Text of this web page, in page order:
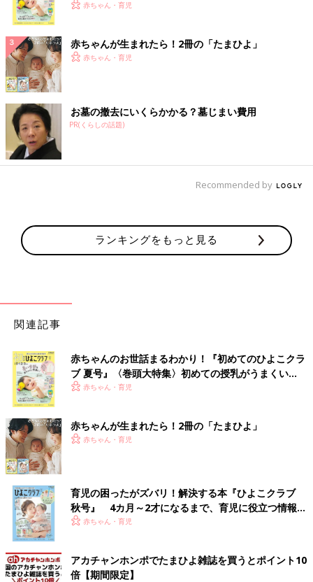
く！ おっぱい・ミルクの基本と夏のトラブル 解決テ
赤ちゃん・育児
赤ちゃんが生まれたら！2冊の「たまひよ」
赤ちゃん・育児
お墓の撤去にいくらかかる？墓じまい費用
PR(くらしの話題)
Recommended by
ランキングをもっと見る
関連記事
赤ちゃんのお世話まるわかり！『初めてのひよこクラ
ブ 夏号』〈巻頭大特集〉初めての授乳がうまくい
く！ おっぱい・ミルクの基本と夏のトラブル 解決テ
赤ちゃん・育児
赤ちゃんが生まれたら！2冊の「たまひよ」
赤ちゃん・育児
育児の困ったがズバリ！解決する本『ひよこクラブ
秋号』 4カ月～2才になるまで、育児に役立つ情報が
いっぱい！
赤ちゃん・育児
アカチャンホンポでたまひよ雑誌を買うとポイント10
倍【期間限定】